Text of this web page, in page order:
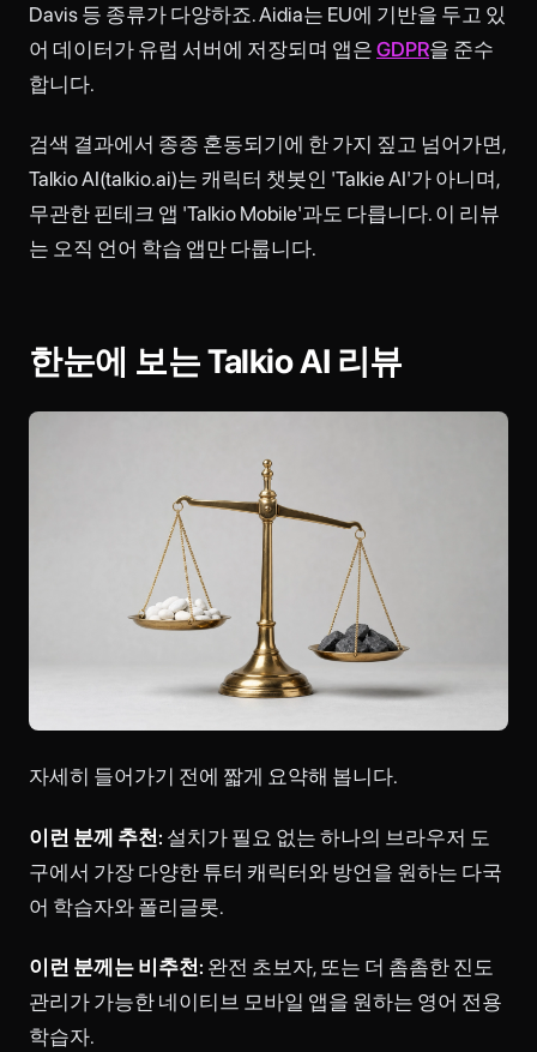
Davis 등 종류가 다양하죠. Aidia는 EU에 기반을 두고 있
어 데이터가 유럽 서버에 저장되며 앱은 GDPR을 준수
합니다.
검색 결과에서 종종 혼동되기에 한 가지 짚고 넘어가면,
Talkio AI(talkio.ai)는 캐릭터 챗봇인 'Talkie AI'가 아니며,
무관한 핀테크 앱 'Talkio Mobile'과도 다릅니다. 이 리뷰
는 오직 언어 학습 앱만 다룹니다.
한눈에 보는 Talkio AI 리뷰
자세히 들어가기 전에 짧게 요약해 봅니다.
이런 분께 추천: 설치가 필요 없는 하나의 브라우저 도
구에서 가장 다양한 튜터 캐릭터와 방언을 원하는 다국
어 학습자와 폴리글롯.
이런 분께는 비추천: 완전 초보자, 또는 더 촘촘한 진도
관리가 가능한 네이티브 모바일 앱을 원하는 영어 전용
학습자.